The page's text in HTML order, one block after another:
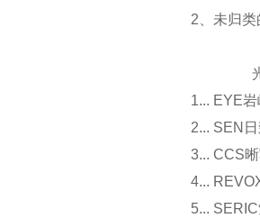
2、未归
光源
1... EYE
2... SEN
3... CCS
4...
5...